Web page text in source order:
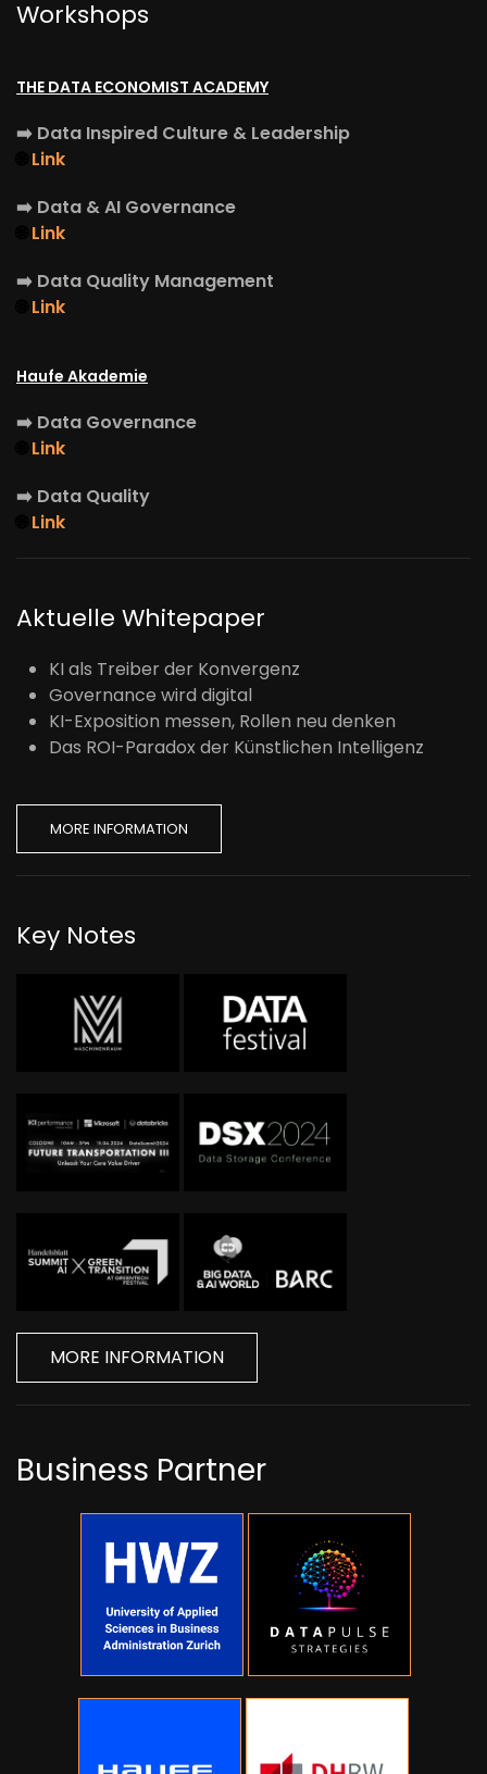
Workshops
THE DATA ECONOMIST ACADEMY
➡️ Data Inspired Culture & Leadership
Link
➡️ Data & AI Governance
Link
➡️ Data Quality Management
Link
Haufe Akademie
➡️ Data Governance
Link
➡️ Data Quality
Link
Aktuelle Whitepaper
KI als Treiber der Konvergenz
Governance wird digital
KI-Exposition messen, Rollen neu denken
Das ROI-Paradox der Künstlichen Intelligenz
MORE INFORMATION
Key Notes
MORE INFORMATION
Business Partner